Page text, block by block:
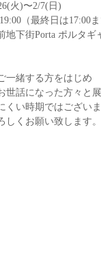
火)〜2/7(日)
（最終日は17:00ま
地下街Porta ポルタギ
一緒する方をはじめ
世話になった方々と
くい時期ではござい
しくお願い致します。